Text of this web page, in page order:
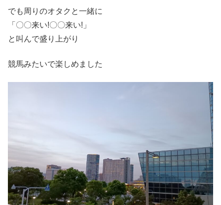
でも周りのオタクと一緒に
「〇〇来い!〇〇来い!」
と叫んで盛り上がり
競馬みたいで楽しめました